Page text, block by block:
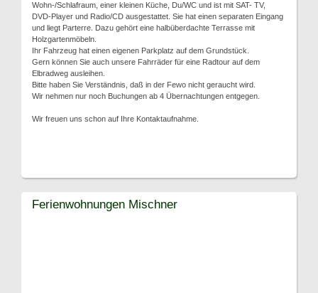
Wohn-/Schlafraum, einer kleinen Küche, Du/WC und ist mit SAT- TV,
DVD-Player und Radio/CD ausgestattet. Sie hat einen separaten Eingang
und liegt Parterre. Dazu gehört eine halbüberdachte Terrasse mit
Holzgartenmöbeln.
Ihr Fahrzeug hat einen eigenen Parkplatz auf dem Grundstück.
Gern können Sie auch unsere Fahrräder für eine Radtour auf dem
Elbradweg ausleihen.
Bitte haben Sie Verständnis, daß in der Fewo nicht geraucht wird.
Wir nehmen nur noch Buchungen ab 4 Übernachtungen entgegen.
Wir freuen uns schon auf Ihre Kontaktaufnahme.
Ferienwohnungen Mischner